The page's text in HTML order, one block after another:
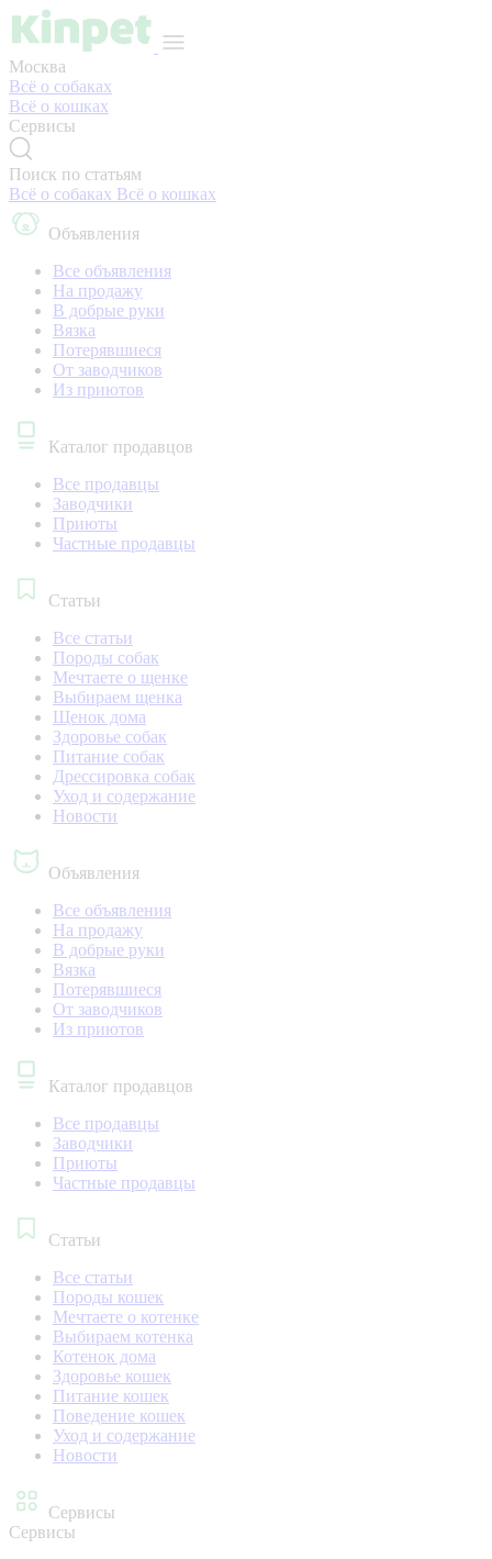
Москва
Всё о собаках
Всё о кошках
Сервисы
Поиск по статьям
Всё о собаках Всё о кошках
Объявления
Все объявления
На продажу
В добрые руки
Вязка
Потерявшиеся
От заводчиков
Из приютов
Каталог продавцов
Все продавцы
Заводчики
Приюты
Частные продавцы
Статьи
Все статьи
Породы собак
Мечтаете о щенке
Выбираем щенка
Щенок дома
Здоровье собак
Питание собак
Дрессировка собак
Уход и содержание
Новости
Объявления
Все объявления
На продажу
В добрые руки
Вязка
Потерявшиеся
От заводчиков
Из приютов
Каталог продавцов
Все продавцы
Заводчики
Приюты
Частные продавцы
Статьи
Все статьи
Породы кошек
Мечтаете о котенке
Выбираем котенка
Котенок дома
Здоровье кошек
Питание кошек
Поведение кошек
Уход и содержание
Новости
Сервисы
Сервисы